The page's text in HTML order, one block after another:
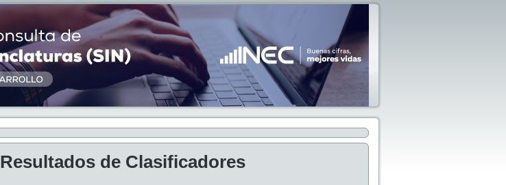
Resultados de Clasificadores